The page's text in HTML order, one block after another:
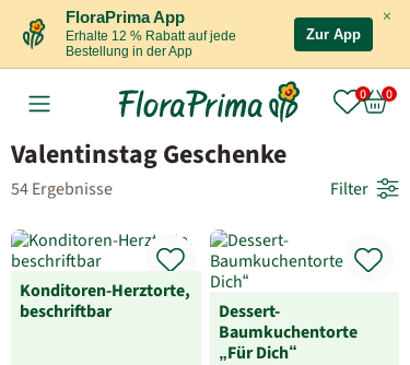
×
FloraPrima App
Erhalte 12 % Rabatt auf jede
Bestellung in der App
Zur App
Valentinstag Geschenke
54 Ergebnisse Filter
Konditoren-Herztorte,
beschriftbar
Dessert-
Baumkuchentorte
„Für Dich“